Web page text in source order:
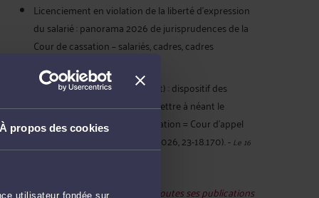
À propos des cookies
utilisateur fondée sur
Licenciement en violation de la liberté d’expression
du salarié : panorama 2026 de jurisprudences de la
Cour de cassation – salariés, cadres, cadres
Procédure d’appel (revirement) : dispositif des
conclusions demandant de mettre à néant le
jugement = demande d’infirmation = Cour d’appel
saisie (Cass. Civ. 2ème 18 juin 2026, 23-18.170).-Le 16
Voir toutes ses publications